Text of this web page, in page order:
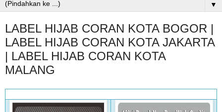
▼
LABEL HIJAB CORAN KOTA BOGOR |
LABEL HIJAB CORAN KOTA JAKARTA
| LABEL HIJAB CORAN KOTA
MALANG